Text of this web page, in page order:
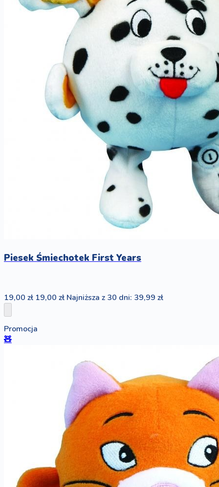
Piesek Śmiechotek First Years
19,00 zł 19,00 zł Najniższa z 30 dni: 39,99 zł
Promocja
🧸